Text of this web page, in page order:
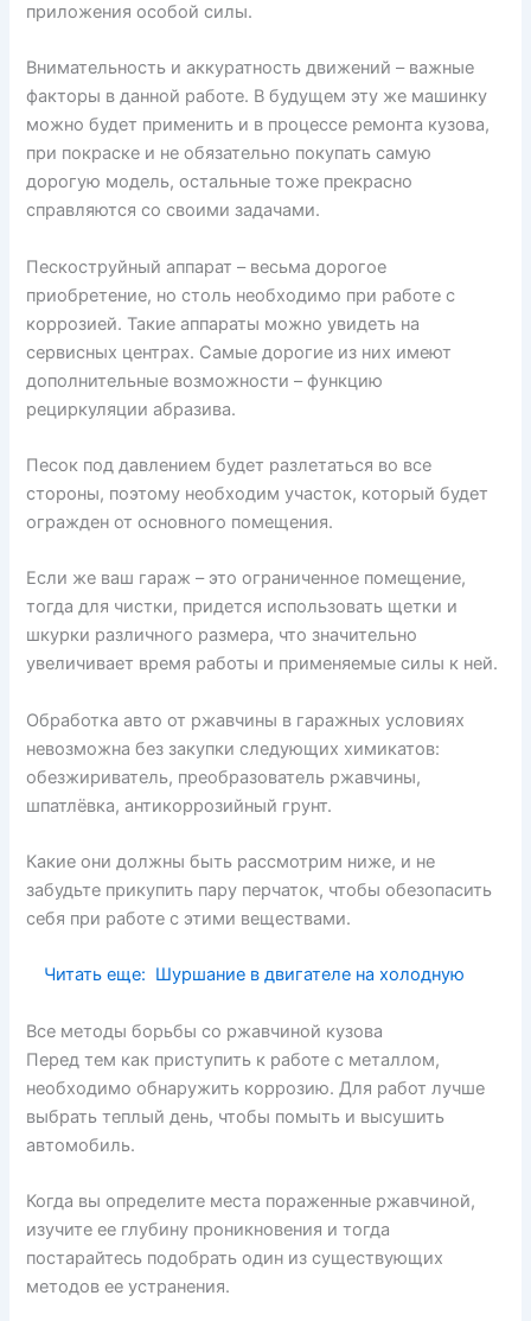
приложения особой силы.
Внимательность и аккуратность движений – важные
факторы в данной работе. В будущем эту же машинку
можно будет применить и в процессе ремонта кузова,
при покраске и не обязательно покупать самую
дорогую модель, остальные тоже прекрасно
справляются со своими задачами.
Пескоструйный аппарат – весьма дорогое
приобретение, но столь необходимо при работе с
коррозией. Такие аппараты можно увидеть на
сервисных центрах. Самые дорогие из них имеют
дополнительные возможности – функцию
рециркуляции абразива.
Песок под давлением будет разлетаться во все
стороны, поэтому необходим участок, который будет
огражден от основного помещения.
Если же ваш гараж – это ограниченное помещение,
тогда для чистки, придется использовать щетки и
шкурки различного размера, что значительно
увеличивает время работы и применяемые силы к ней.
Обработка авто от ржавчины в гаражных условиях
невозможна без закупки следующих химикатов:
обезжириватель, преобразователь ржавчины,
шпатлёвка, антикоррозийный грунт.
Какие они должны быть рассмотрим ниже, и не
забудьте прикупить пару перчаток, чтобы обезопасить
себя при работе с этими веществами.
Читать еще: Шуршание в двигателе на холодную
Все методы борьбы со ржавчиной кузова
Перед тем как приступить к работе с металлом,
необходимо обнаружить коррозию. Для работ лучше
выбрать теплый день, чтобы помыть и высушить
автомобиль.
Когда вы определите места пораженные ржавчиной,
изучите ее глубину проникновения и тогда
постарайтесь подобрать один из существующих
методов ее устранения.